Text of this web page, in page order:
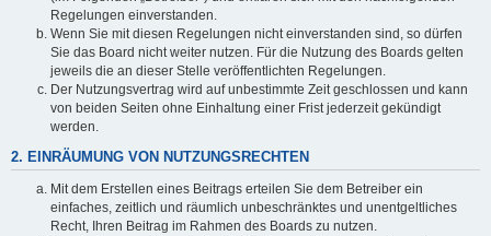
Regelungen einverstanden.
Wenn Sie mit diesen Regelungen nicht einverstanden sind, so dürfen
Sie das Board nicht weiter nutzen. Für die Nutzung des Boards gelten
jeweils die an dieser Stelle veröffentlichten Regelungen.
Der Nutzungsvertrag wird auf unbestimmte Zeit geschlossen und kann
von beiden Seiten ohne Einhaltung einer Frist jederzeit gekündigt
werden.
2. EINRÄUMUNG VON NUTZUNGSRECHTEN
Mit dem Erstellen eines Beitrags erteilen Sie dem Betreiber ein
einfaches, zeitlich und räumlich unbeschränktes und unentgeltliches
Recht, Ihren Beitrag im Rahmen des Boards zu nutzen.